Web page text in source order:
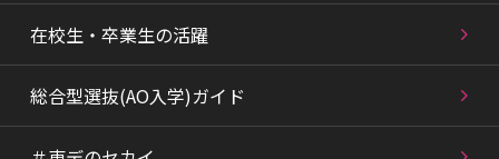
在校生・卒業生の活躍
総合型選抜(AO入学)ガイド